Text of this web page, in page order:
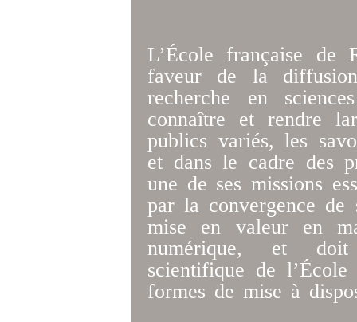
L’École française de
faveur de la
recherche en
connaître et rendre
publics variés, les
et dans le cadre des
une de ses missions
par la convergence de
mise en valeur en
numérique, et
scientifique de
formes de mise à